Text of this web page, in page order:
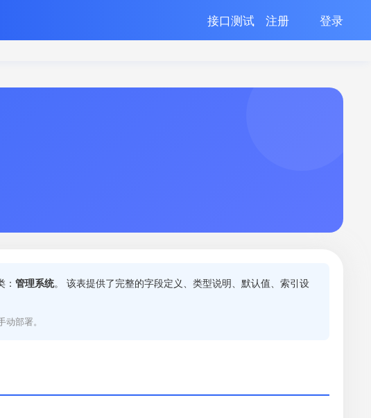
接口测试 注册 登录
管理系统。 该表提供了完整的字段定义、类型说明、默认值、索引设
部署。